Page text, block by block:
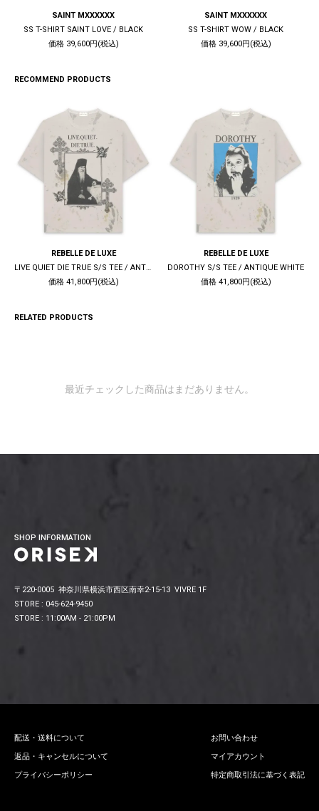
SAINT MXXXXXX
SS T-SHIRT SAINT LOVE / BLACK
価格 39,600円(税込)
SAINT MXXXXXX
SS T-SHIRT WOW / BLACK
価格 39,600円(税込)
RECOMMEND PRODUCTS
REBELLE DE LUXE
LIVE QUIET DIE TRUE S/S TEE / ANTIQUE WHITE
価格 41,800円(税込)
REBELLE DE LUXE
DOROTHY S/S TEE / ANTIQUE WHITE
価格 41,800円(税込)
RELATED PRODUCTS
最近チェックした商品はまだありません。
SHOP INFORMATION
〒220-0005 神奈川県横浜市西区南幸2-15-13 VIVRE 1F
STORE : 045-624-9450
STORE : 11:00AM - 21:00PM
配送・送料について
返品・キャンセルについて
プライバシーポリシー
お問い合わせ
マイアカウント
特定商取引法に基づく表記